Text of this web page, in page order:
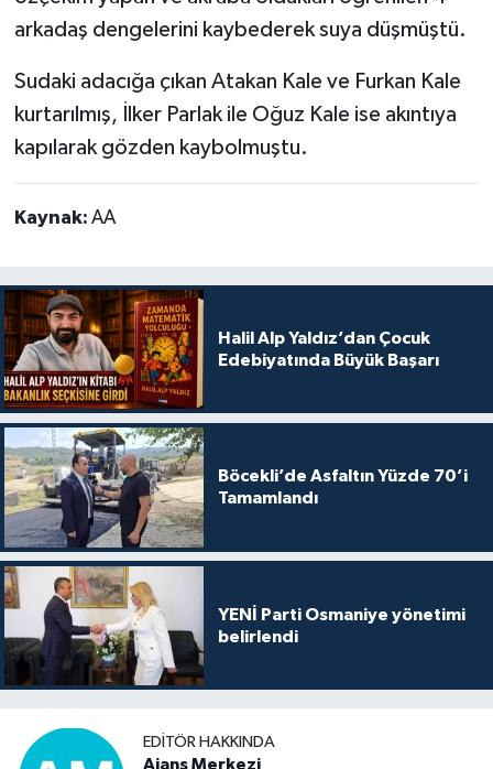
arkadaş dengelerini kaybederek suya düşmüştü.
Sudaki adacığa çıkan Atakan Kale ve Furkan Kale
kurtarılmış, İlker Parlak ile Oğuz Kale ise akıntıya
kapılarak gözden kaybolmuştu.
Kaynak: AA
Halil Alp Yaldız’dan Çocuk
Edebiyatında Büyük Başarı
Böcekli’de Asfaltın Yüzde 70’i
Tamamlandı
YENİ Parti Osmaniye yönetimi
belirlendi
EDITÖR HAKKINDA
Ajans Merkezi